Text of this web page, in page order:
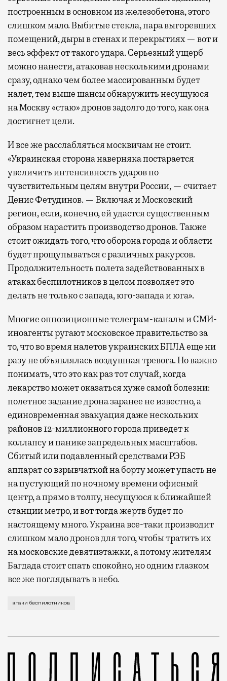
построенным в основном из железобетона, этого
слишком мало. Выбитые стекла, пара выгоревших
помещений, дыры в стенах и перекрытиях — вот и
весь эффект от такого удара. Серьезный ущерб
можно нанести, атаковав несколькими дронами
сразу, однако чем более массированным будет
налет, тем выше шансы обнаружить несущуюся
на Москву «стаю» дронов задолго до того, как она
достигнет цели.
И все же расслабляться москвичам не стоит.
«Украинская сторона наверняка постарается
увеличить интенсивность ударов по
чувствительным целям внутри России, — считает
Денис Фетудинов. — Включая и Московский
регион, если, конечно, ей удастся существенным
образом нарастить производство дронов. Также
стоит ожидать того, что оборона города и области
будет прощупываться с различных ракурсов.
Продолжительность полета задействованных в
атаках беспилотников в целом позволяет это
делать не только с запада, юго-запада и юга».
Многие оппозиционные телеграм-каналы и СМИ-
иноагенты ругают московское правительство за
то, что во время налетов украинских БПЛА еще ни
разу не объявлялась воздушная тревога. Но важно
понимать, что это как раз тот случай, когда
лекарство может оказаться хуже самой болезни:
полетное задание дрона заранее не известно, а
единовременная эвакуация даже нескольких
районов 12-миллионного города приведет к
коллапсу и панике запредельных масштабов.
Сбитый или подавленный средствами РЭБ
аппарат со взрывчаткой на борту может упасть не
на пустующий по ночному времени офисный
центр, а прямо в толпу, несущуюся к ближайшей
станции метро, и вот тогда жертв будет по-
настоящему много. Украина все-таки производит
слишком мало дронов для того, чтобы тратить их
на московские девятиэтажки, а потому жителям
Багдада стоит спать спокойно, но одним глазком
все же поглядывать в небо.
Налеты украинских БПЛА на Москву успели стать
атаки беспилотников